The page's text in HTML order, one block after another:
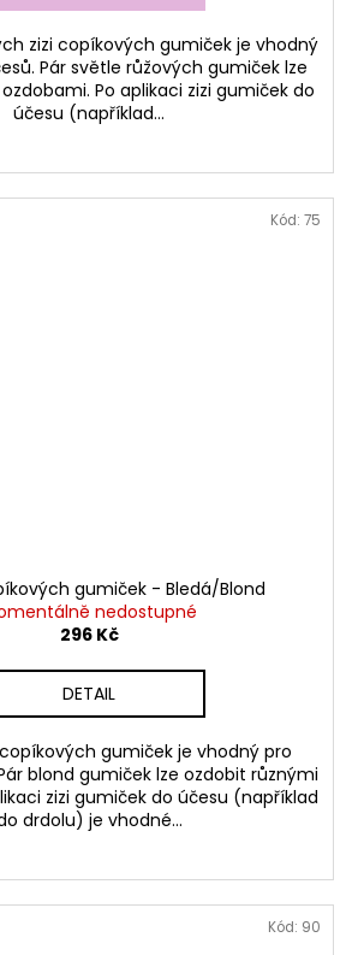
zizi copíkových gumiček je vhodný
Pár světle růžových gumiček lze
Po aplikaci zizi gumiček do
účesu (například...
gumiček - Bledá/Blond
nedostupné
296 Kč
DETAIL
gumiček je vhodný pro
blond gumiček lze ozdobit různými
zizi gumiček do účesu (například
drdolu) je vhodné...
Kód: 75
Kód: 90